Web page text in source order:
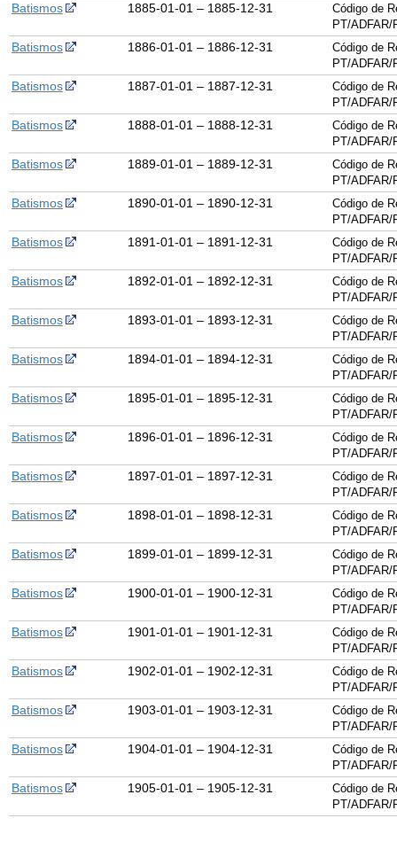
Batismos 1885-01-01 – 1885-12-31
Código de
PT/ADFAR/
Batismos 1886-01-01 – 1886-12-31
Código de
PT/ADFAR/
Batismos 1887-01-01 – 1887-12-31
Código de
PT/ADFAR/
Batismos 1888-01-01 – 1888-12-31
Código de
PT/ADFAR/
Batismos 1889-01-01 – 1889-12-31
Código de
PT/ADFAR/
Batismos 1890-01-01 – 1890-12-31
Código de
PT/ADFAR/
Batismos 1891-01-01 – 1891-12-31
Código de
PT/ADFAR/
Batismos 1892-01-01 – 1892-12-31
Código de
PT/ADFAR/
Batismos 1893-01-01 – 1893-12-31
Código de
PT/ADFAR/
Batismos 1894-01-01 – 1894-12-31
Código de
PT/ADFAR/
Batismos 1895-01-01 – 1895-12-31
Código de
PT/ADFAR/
Batismos 1896-01-01 – 1896-12-31
Código de
PT/ADFAR/
Batismos 1897-01-01 – 1897-12-31
Código de
PT/ADFAR/
Batismos 1898-01-01 – 1898-12-31
Código de
PT/ADFAR/
Batismos 1899-01-01 – 1899-12-31
Código de
PT/ADFAR/
Batismos 1900-01-01 – 1900-12-31
Código de
PT/ADFAR/
Batismos 1901-01-01 – 1901-12-31
Código de
PT/ADFAR/
Batismos 1902-01-01 – 1902-12-31
Código de
PT/ADFAR/
Batismos 1903-01-01 – 1903-12-31
Código de
PT/ADFAR/
Batismos 1904-01-01 – 1904-12-31
Código de
PT/ADFAR/
Batismos 1905-01-01 – 1905-12-31
Código de
PT/ADFAR/